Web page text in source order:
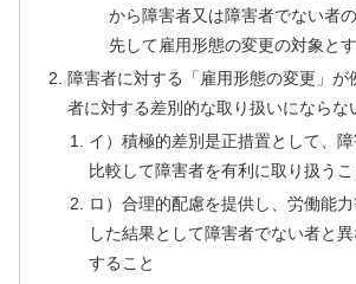
から障害者又は障害者でない者
先して雇用形態の変更の対象と
障害者に対する「雇用形態の変更」が
者に対する差別的な取り扱いにならな
イ）積極的差別是正措置として、
比較して障害者を有利に取り扱うこ
ロ）合理的配慮を提供し、労働能
した結果として障害者でない者と
すること